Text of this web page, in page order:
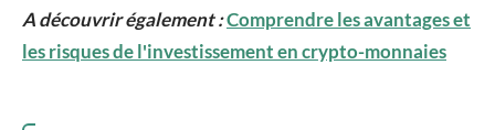
A découvrir également :Comprendre les avantages et
les risques de l'investissement en crypto-monnaies